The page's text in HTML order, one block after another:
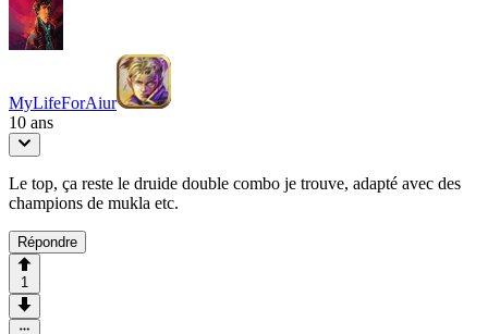
MyLifeForAiur
10 ans
Le top, ça reste le druide double combo je trouve, adapté avec des
champions de mukla etc.
Répondre
1